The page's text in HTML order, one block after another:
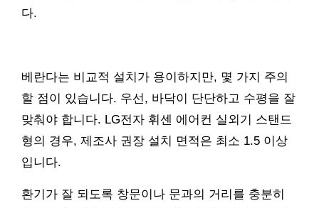
다.
베란다는 비교적 설치가 용이하지만, 몇 가지 주의
할 점이 있습니다. 우선, 바닥이 단단하고 수평을 잘
맞춰야 합니다. LG전자 휘센 에어컨 실외기 스탠드
형의 경우, 제조사 권장 설치 면적은 최소 1.5 이상
입니다.
환기가 잘 되도록 창문이나 문과의 거리를 충분히